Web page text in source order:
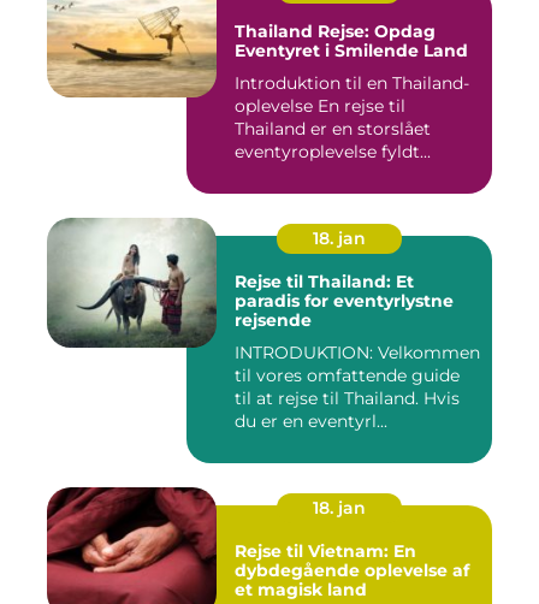
Thailand Rejse: Opdag
Eventyret i Smilende Land
Introduktion til en Thailand-
oplevelse En rejse til
Thailand er en storslået
eventyroplevelse fyldt...
18. jan
Rejse til Thailand: Et
paradis for eventyrlystne
rejsende
INTRODUKTION: Velkommen
til vores omfattende guide
til at rejse til Thailand. Hvis
du er en eventyrl...
18. jan
Rejse til Vietnam: En
dybdegående oplevelse af
et magisk land